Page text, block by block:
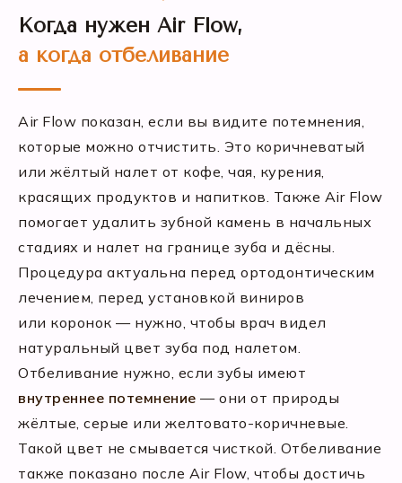
Когда нужен Air Flow,
а когда отбеливание
Air Flow показан, если вы видите потемнения,
которые можно отчистить. Это коричневатый
или жёлтый налет от кофе, чая, курения,
красящих продуктов и напитков. Также Air Flow
помогает удалить зубной камень в начальных
стадиях и налет на границе зуба и дёсны.
Процедура актуальна перед ортодонтическим
лечением, перед установкой виниров
или коронок — нужно, чтобы врач видел
натуральный цвет зуба под налетом.
Отбеливание нужно, если зубы имеют
внутреннее потемнение — они от природы
жёлтые, серые или желтовато-коричневые.
Такой цвет не смывается чисткой. Отбеливание
также показано после Air Flow, чтобы достичь